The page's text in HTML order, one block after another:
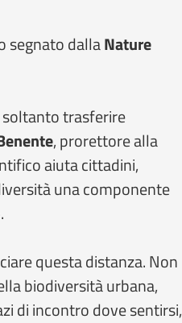
segnato dallaNature
soltanto trasferire
, prorettore alla
aiuta cittadini,
una componente
questa distanza. Non
biodiversità urbana,
di incontro dove sentirsi,